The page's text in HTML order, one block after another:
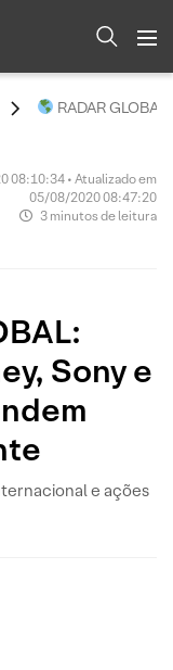
RADAR
08:10:34 • Atualizado em
05/08/2020 08:47:20
3 minutos de leitura
Sony e
e ações